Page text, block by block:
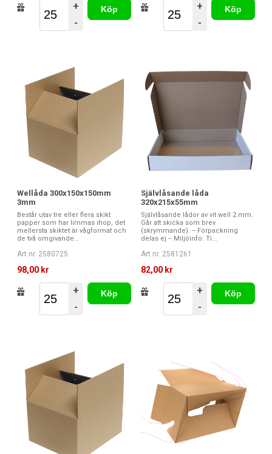
+
-
Köp
+
-
Köp
Wellåda 300x150x150mm
3mm
Består utav tre eller flera skikt
papper som har limmas ihop, det
mellersta skiktet är vågformat och
de två omgivande...
Art nr. 2580725
98,00 kr
+
-
Köp
Självlåsande låda
320x215x55mm
Självlåsande lådor av vit well 2 mm.
Går att skicka som brev
(skrymmande). -- Förpackning
delas ej -- Miljöinfo: Ti...
Art nr. 2581261
82,00 kr
+
-
Köp